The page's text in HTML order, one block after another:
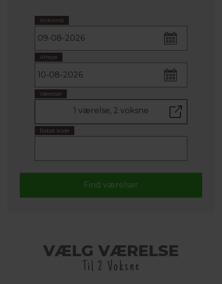
Ankomst
Afrejse
Værelser
1 værelse, 2 voksne
Rabat kode
VÆLG VÆRELSE
Til 2 Voksne